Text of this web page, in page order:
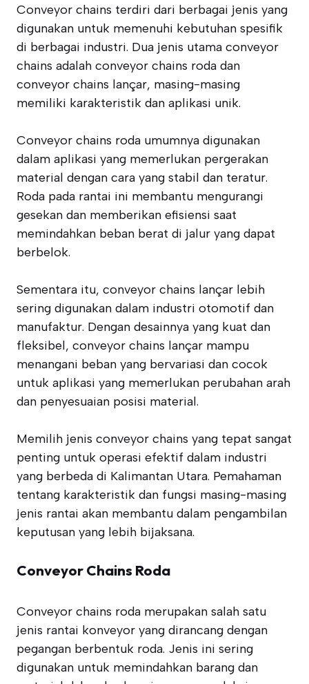
Conveyor chains terdiri dari berbagai jenis yang
digunakan untuk memenuhi kebutuhan spesifik
di berbagai industri. Dua jenis utama conveyor
chains adalah conveyor chains roda dan
conveyor chains lançar, masing-masing
memiliki karakteristik dan aplikasi unik.
Conveyor chains roda umumnya digunakan
dalam aplikasi yang memerlukan pergerakan
material dengan cara yang stabil dan teratur.
Roda pada rantai ini membantu mengurangi
gesekan dan memberikan efisiensi saat
memindahkan beban berat di jalur yang dapat
berbelok.
Sementara itu, conveyor chains lançar lebih
sering digunakan dalam industri otomotif dan
manufaktur. Dengan desainnya yang kuat dan
fleksibel, conveyor chains lançar mampu
menangani beban yang bervariasi dan cocok
untuk aplikasi yang memerlukan perubahan arah
dan penyesuaian posisi material.
Memilih jenis conveyor chains yang tepat sangat
penting untuk operasi efektif dalam industri
yang berbeda di Kalimantan Utara. Pemahaman
tentang karakteristik dan fungsi masing-masing
jenis rantai akan membantu dalam pengambilan
keputusan yang lebih bijaksana.
Conveyor Chains Roda
Conveyor chains roda merupakan salah satu
jenis rantai konveyor yang dirancang dengan
pegangan berbentuk roda. Jenis ini sering
digunakan untuk memindahkan barang dan